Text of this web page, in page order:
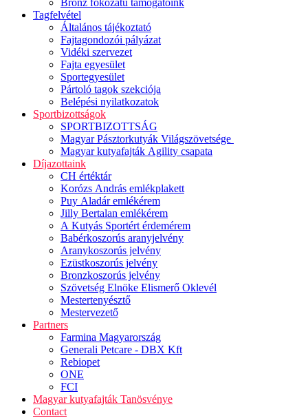
Bronz fokozatú támogatóink
Tagfelvétel
Általános tájékoztató
Fajtagondozói pályázat
Vidéki szervezet
Fajta egyesület
Sportegyesület
Pártoló tagok szekciója
Belépési nyilatkozatok
Sportbizottságok
SPORTBIZOTTSÁG
Magyar Pásztorkutyák Világszövetsége
Magyar kutyafajták Agility csapata
Díjazottaink
CH értéktár
Korózs András emlékplakett
Puy Aladár emlékérem
Jilly Bertalan emlékérem
A Kutyás Sportért érdemérem
Babérkoszorús aranyjelvény
Aranykoszorús jelvény
Ezüstkoszorús jelvény
Bronzkoszorús jelvény
Szövetség Elnöke Elismerő Oklevél
Mestertenyésztő
Mestervezető
Partners
Farmina Magyarország
Generali Petcare - DBX Kft
Rebiopet
ONE
FCI
Magyar kutyafajták Tanösvénye
Contact